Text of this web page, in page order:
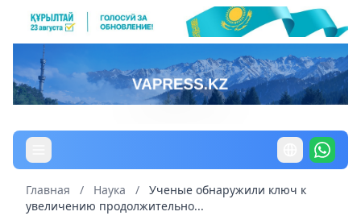
Главная / Наука /
Ученые обнаружили ключ к
увеличению продолжительно...